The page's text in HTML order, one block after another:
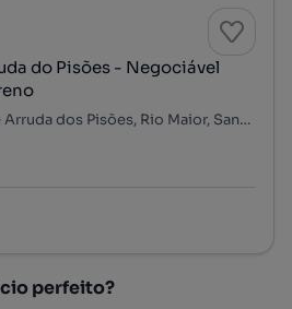
do Pisões - Negociável
Outeiro da Cortiçada e Arruda dos Pisões, Rio Maior, Santarém
perfeito?